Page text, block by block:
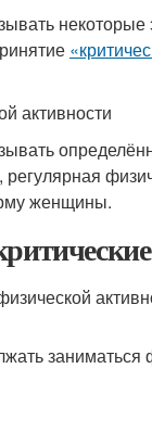
некоторые
активности
женщины.
заниматься